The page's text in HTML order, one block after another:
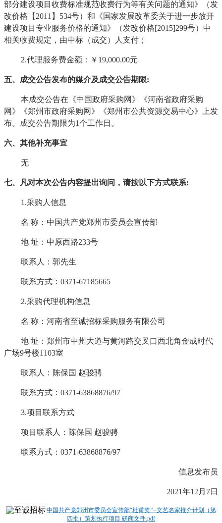
部分建设项目收费标准规范收费行为等有关问题的通知》（发
改价格【2011】534号）和《国家发展改革委关于进一步放开
建设项目专业服务价格的通知》（发改价格[2015]299号）中
相关收费规定，由中标（成交）人支付；
2.代理服务费金额：￥ 19,000.00元
五、成交公告发布的媒介及成交公告期限:
本成交公告在《中国政府采购网》《河南省政府采购
网》《郑州市政府采购网》《郑州市公共资源交易中心》上发
布。成交公告期限为1个工作日。
六、其他补充事宜
无
七、凡对本次公告内容提出询问，请按以下方式联系:
1.采购人信息
名 称：中国共产党郑州市委员会宣传部
地 址：中原西路233号
联系人：郭先生
联系方式： 0371-67185665
2.采购代理机构信息
名 称：河南省至诚招标采购服务有限公司
地 址：郑州市中州大道与黄河路交叉口西北角金成时代
广场9号楼1103室
联系人：陈保国 赵骏骋
联系方式： 0371-63868876/97
3.项目联系方式
项目联系人：陈保国 赵骏骋
联系方式： 0371-63868876/97
信息发布员
2021年12月7日
中国共产党郑州市委员会宣传部“杜甫奖”--文艺名家推介计划（第
四批）策划执行项目 磋商文件.pdf